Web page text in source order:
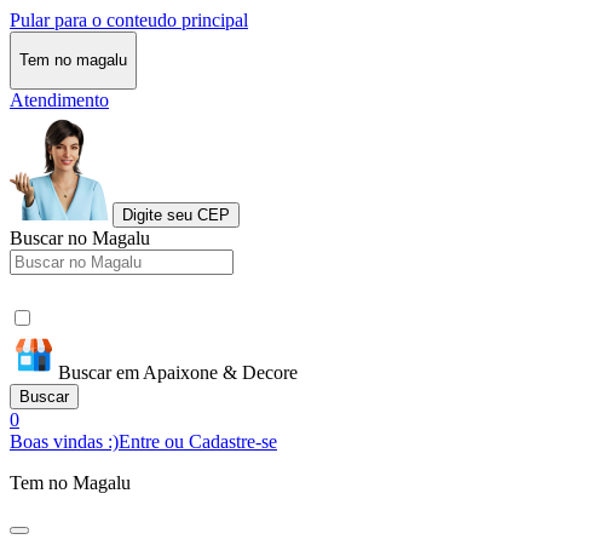
Pular para o conteudo principal
Tem no magalu
Atendimento
Digite seu CEP
Buscar no Magalu
Buscar em Apaixone & Decore
Buscar
0
Boas vindas :)Entre ou Cadastre-se
Tem no Magalu